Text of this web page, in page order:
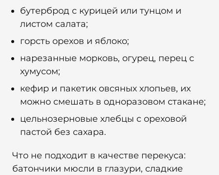
бутерброд с курицей или тунцом и
листом салата;
горсть орехов и яблоко;
нарезанные морковь, огурец, перец с
хумусом;
кефир и пакетик овсяных хлопьев, их
можно смешать в одноразовом стакане;
цельнозерновые хлебцы с ореховой
пастой без сахара.
Что не подходит в качестве перекуса:
батончики мюсли в глазури, сладкие